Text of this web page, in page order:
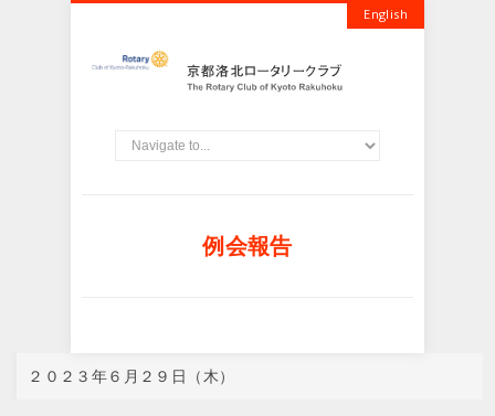
English
例会報告
２０２３年６月２９日（木）